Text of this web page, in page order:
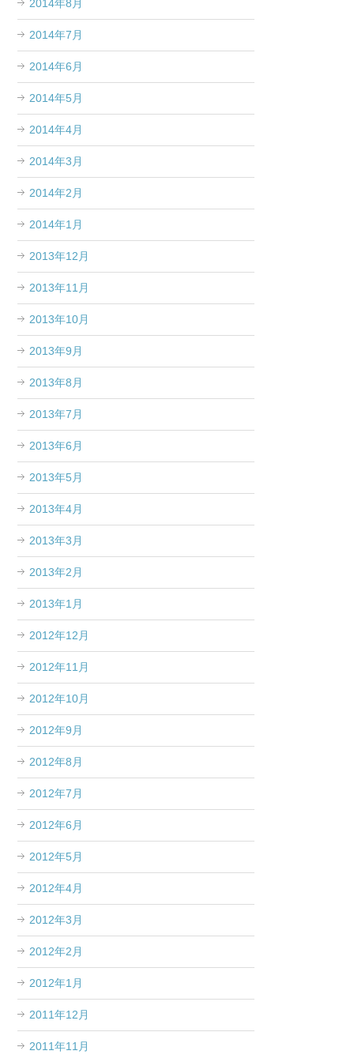
2014年8月
2014年7月
2014年6月
2014年5月
2014年4月
2014年3月
2014年2月
2014年1月
2013年12月
2013年11月
2013年10月
2013年9月
2013年8月
2013年7月
2013年6月
2013年5月
2013年4月
2013年3月
2013年2月
2013年1月
2012年12月
2012年11月
2012年10月
2012年9月
2012年8月
2012年7月
2012年6月
2012年5月
2012年4月
2012年3月
2012年2月
2012年1月
2011年12月
2011年11月